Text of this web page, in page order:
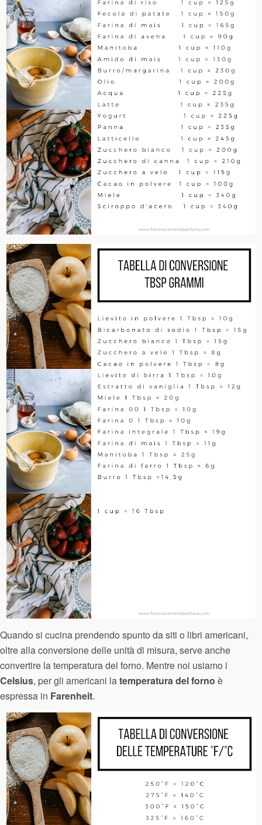
Quando si cucina prendendo spunto da siti o libri americani,
oltre alla conversione delle unità di misura, serve anche
convertire la temperatura del forno. Mentre noi usiamo i
Celsius, per gli americani latemperatura del forno è
espressa in Farenheit.